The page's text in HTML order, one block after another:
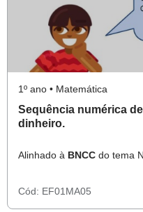
1º ano • Matemática
Sequência numérica
dinheiro.
Alinhado à BNCC do tema
Cód: EF01MA05